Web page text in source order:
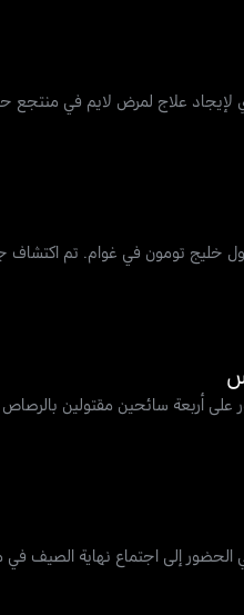
لإيجاد علاج لمرض لايم في
طول خليج تومون في غوام. تم
على أربعة سائحين مقتولين
إلى اجتماع نهاية الصيف في